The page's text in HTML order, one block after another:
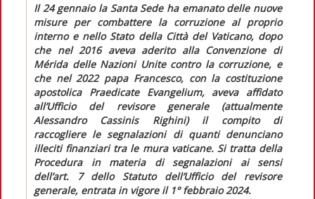
Il 24 gennaio la Santa Sede ha emanato delle nuove
misure per combattere la corruzione al proprio
interno e nello Stato della Città del Vaticano, dopo
che nel 2016 aveva aderito alla Convenzione di
Mérida delle Nazioni Unite contro la corruzione, e
che nel 2022 papa Francesco, con la costituzione
apostolica Praedicate Evangelium,aveva affidato
all’Ufficio del revisore generale (attualmente
Alessandro Cassinis Righini) il compito di
raccogliere le segnalazioni di quanti denunciano
illeciti finanziari tra le mura vaticane. Si tratta della
Procedura in materia di segnalazioni ai sensi
dell’art. 7 dello Statuto dell’Ufficio del revisore
generale, entrata in vigore il 1° febbraio 2024.